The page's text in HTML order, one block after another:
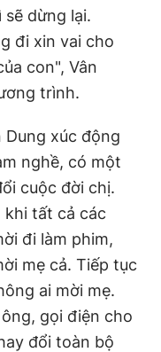
dừng lại.
đi xin vai cho
con", Vân
trình.
xúc động
nghề, có một
cuộc đời chị.
tất cả các
đi làm phim,
mẹ cả. Tiếp tục
ai mời mẹ.
gọi điện cho
đổi toàn bộ